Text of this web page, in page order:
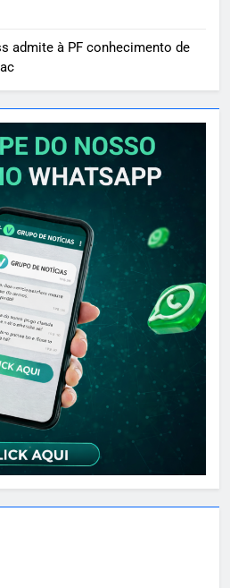
admite à PF conhecimento de